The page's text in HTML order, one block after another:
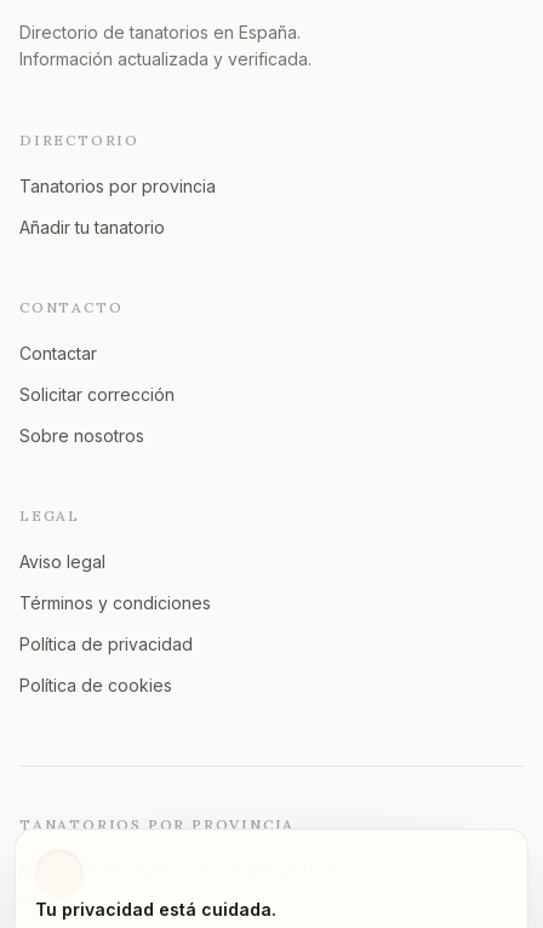
Directorio de tanatorios en España.
Información actualizada y verificada.
DIRECTORIO
Tanatorios por provincia
Añadir tu tanatorio
CONTACTO
Contactar
Solicitar corrección
Sobre nosotros
LEGAL
Aviso legal
Términos y condiciones
Política de privacidad
Política de cookies
TANATORIOS POR PROVINCIA
Murcia
A Coruña Asturias Granada Ver todas →
Tu privacidad está cuidada.